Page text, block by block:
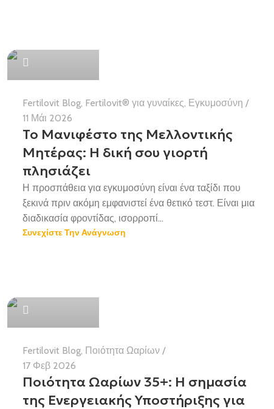
Fertilovit Blog, Fertilovit® για γυναίκες, Εγκυμοσύνη
11 Μάι 2026
Το Μανιφέστο της Μελλοντικής
Μητέρας: Η δική σου γιορτή
πλησιάζει
Η προσπάθεια για εγκυμοσύνη είναι ένα ταξίδι που
ξεκινά πριν ακόμη εμφανιστεί ένα θετικό τεστ. Είναι μια
διαδικασία φροντίδας, ισορροπί...
Συνεχίστε Την Ανάγνωση
Fertilovit Blog, Ποιότητα Ωαρίων
17 Φεβ 2026
Ποιότητα Ωαρίων 35+: Η σημασία
της Ενεργειακής Υποστήριξης για